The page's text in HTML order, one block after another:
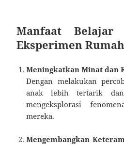
Manfaat Belajar
Eksperimen Rumah
Meningkatkan Minat dan
Dengan melakukan
anak lebih tertarik
mengeksplorasi
mereka.
Mengembangkan